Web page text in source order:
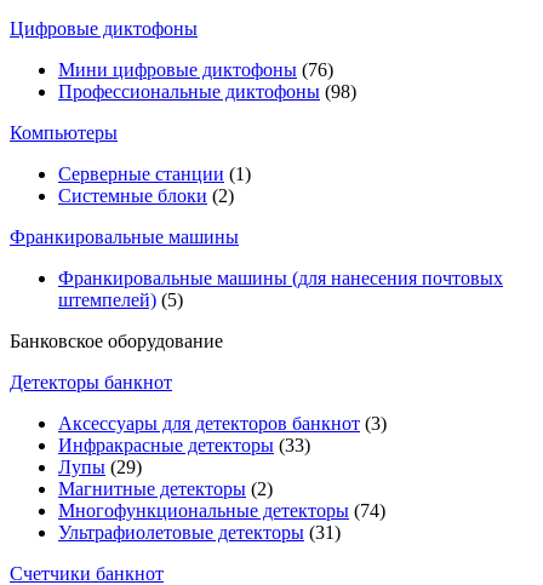
Цифровые диктофоны
Мини цифровые диктофоны (76)
Профессиональные диктофоны (98)
Компьютеры
Серверные станции (1)
Системные блоки (2)
Франкировальные машины
Франкировальные машины (для нанесения почтовых
штемпелей) (5)
Банковское оборудование
Детекторы банкнот
Аксессуары для детекторов банкнот (3)
Инфракрасные детекторы (33)
Лупы (29)
Магнитные детекторы (2)
Многофункциональные детекторы (74)
Ультрафиолетовые детекторы (31)
Счетчики банкнот